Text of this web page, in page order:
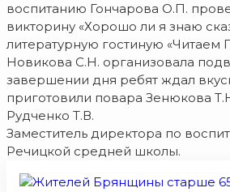
воспитанию Гончарова О.П.
викторину «Хорошо ли я знаю
литературную гостиную «Читаем
Новикова С.Н. организовала
завершении дня ребят ждал
приготовили повара Зенюкова
Рудченко Т.В.
Заместитель директора по
Речицкой средней школы.